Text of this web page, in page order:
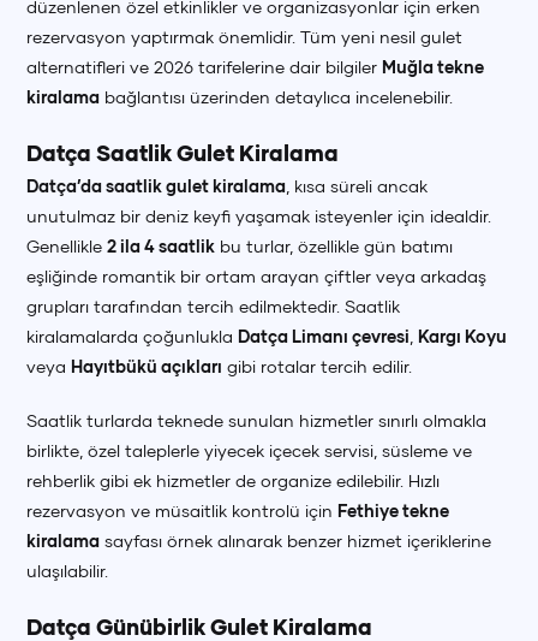
düzenlenen özel etkinlikler ve organizasyonlar için erken
rezervasyon yaptırmak önemlidir. Tüm yeni nesil gulet
alternatifleri ve 2026 tarifelerine dair bilgiler Muğla tekne
kiralama bağlantısı üzerinden detaylıca incelenebilir.
Datça Saatlik Gulet Kiralama
Datça’da saatlik gulet kiralama , kısa süreli ancak
unutulmaz bir deniz keyfi yaşamak isteyenler için idealdir.
Genellikle2 ila 4 saatlik bu turlar, özellikle gün batımı
eşliğinde romantik bir ortam arayan çiftler veya arkadaş
grupları tarafından tercih edilmektedir. Saatlik
kiralamalarda çoğunlukla Datça Limanı çevresi Kargı Koyu
veya Hayıtbükü açıkları gibi rotalar tercih edilir.
Saatlik turlarda teknede sunulan hizmetler sınırlı olmakla
birlikte, özel taleplerle yiyecek içecek servisi, süsleme ve
rehberlik gibi ek hizmetler de organize edilebilir. Hızlı
rezervasyon ve müsaitlik kontrolü için Fethiye tekne
kiralama sayfası örnek alınarak benzer hizmet içeriklerine
ulaşılabilir.
Datça Günübirlik Gulet Kiralama